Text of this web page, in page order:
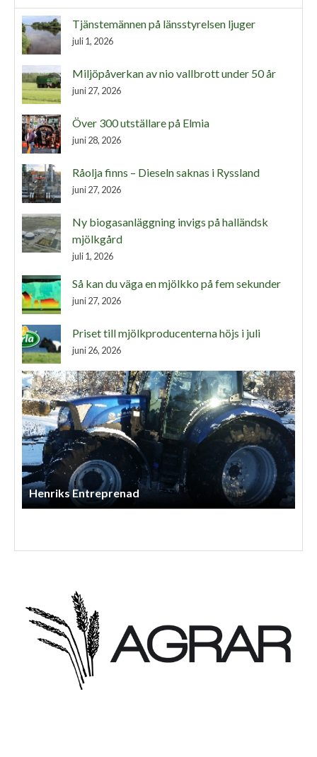
Tjänstemännen på länsstyrelsen ljuger
juli 1, 2026
Miljöpåverkan av nio vallbrott under 50 år
juni 27, 2026
Över 300 utställare på Elmia
juni 28, 2026
Råolja finns – Dieseln saknas i Ryssland
juni 27, 2026
Ny biogasanläggning invigs på halländsk
mjölkgård
juli 1, 2026
Så kan du väga en mjölkko på fem sekunder
juni 27, 2026
Priset till mjölkproducenterna höjs i juli
juni 26, 2026
Lindbergs Entreprenad Och Gårdstjänst